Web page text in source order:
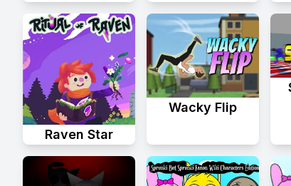
Raven Star
Wacky Flip